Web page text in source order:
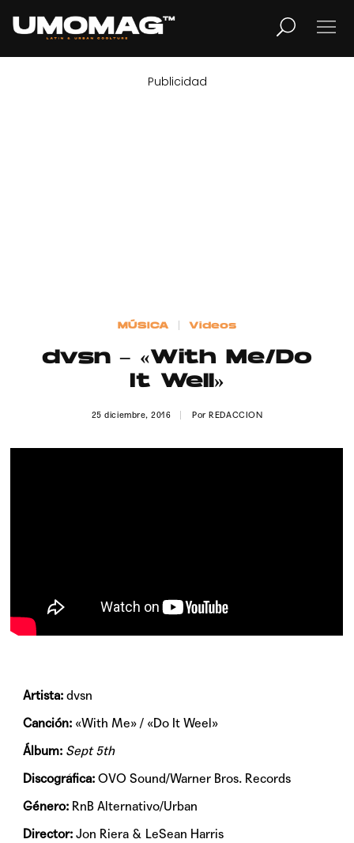
LIFESTYLE
Publicidad
MÚSICA Videos
dvsn – «With Me/Do
It Well»
25 diciembre, 2016 PorREDACCION
Artista: dvsn
Canción: «With Me» / «Do It Weel»
Álbum: Sept 5th
Discográfica: OVO Sound/Warner Bros. Records
Género: RnB Alternativo/Urban
Director:Jon Riera & LeSean Harris